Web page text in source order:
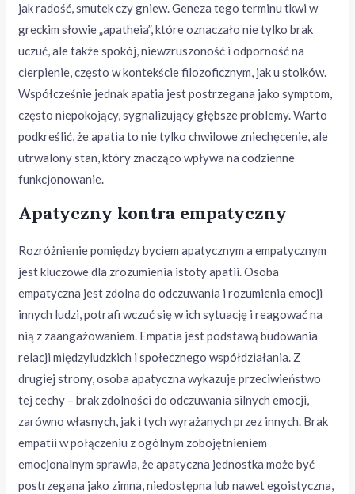
jak radość, smutek czy gniew. Geneza tego terminu tkwi w
greckim słowie „apatheia”, które oznaczało nie tylko brak
uczuć, ale także spokój, niewzruszoność i odporność na
cierpienie, często w kontekście filozoficznym, jak u stoików.
Współcześnie jednak apatia jest postrzegana jako symptom,
często niepokojący, sygnalizujący głębsze problemy. Warto
podkreślić, że apatia to nie tylko chwilowe zniechęcenie, ale
utrwalony stan, który znacząco wpływa na codzienne
funkcjonowanie.
Apatyczny kontra empatyczny
Rozróżnienie pomiędzy byciem apatycznym a empatycznym
jest kluczowe dla zrozumienia istoty apatii. Osoba
empatyczna jest zdolna do odczuwania i rozumienia emocji
innych ludzi, potrafi wczuć się w ich sytuację i reagować na
nią z zaangażowaniem. Empatia jest podstawą budowania
relacji międzyludzkich i społecznego współdziałania. Z
drugiej strony, osoba apatyczna wykazuje przeciwieństwo
tej cechy – brak zdolności do odczuwania silnych emocji,
zarówno własnych, jak i tych wyrażanych przez innych. Brak
empatii w połączeniu z ogólnym zobojętnieniem
emocjonalnym sprawia, że apatyczna jednostka może być
postrzegana jako zimna, niedostępna lub nawet egoistyczna,